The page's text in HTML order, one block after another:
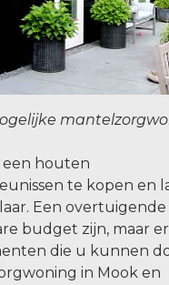
een houten
te kopen en
Een
budget zijn, maar
die u kunnen
in Mook en